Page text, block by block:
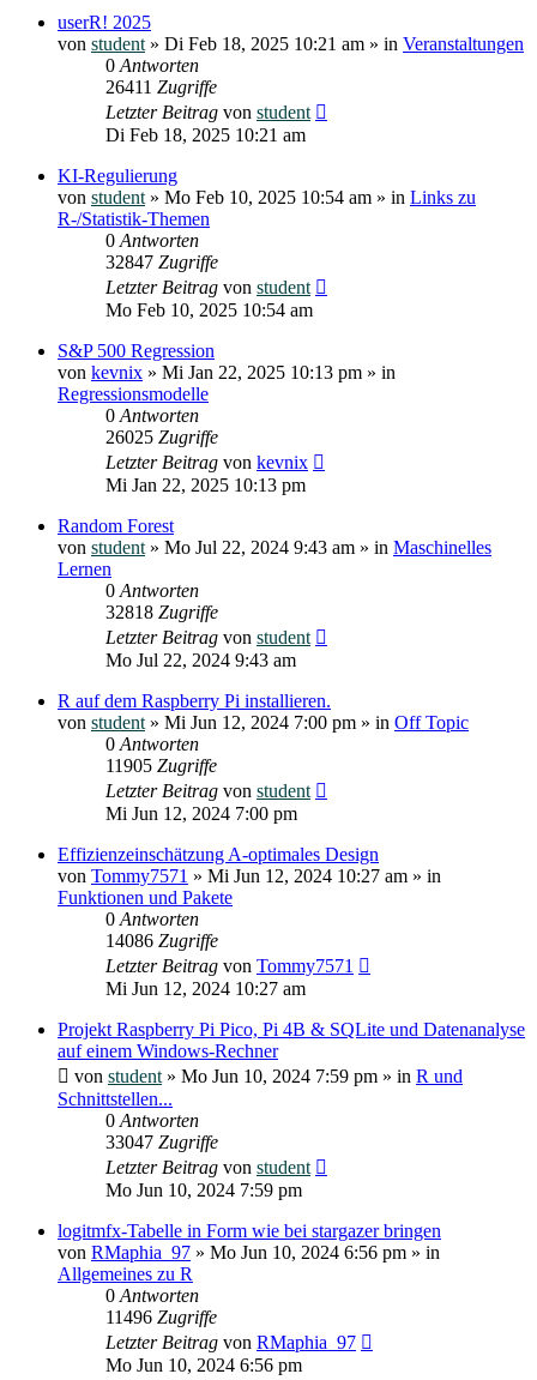
userR! 2025
von student » Di Feb 18, 2025 10:21 am » in Veranstaltungen
0 Antworten
26411 Zugriffe
Letzter Beitrag von student
Di Feb 18, 2025 10:21 am
KI-Regulierung
von student » Mo Feb 10, 2025 10:54 am » in Links zu
R-/Statistik-Themen
0 Antworten
32847 Zugriffe
Letzter Beitrag von student
Mo Feb 10, 2025 10:54 am
S&P 500 Regression
von kevnix » Mi Jan 22, 2025 10:13 pm » in
Regressionsmodelle
0 Antworten
26025 Zugriffe
Letzter Beitrag von kevnix
Mi Jan 22, 2025 10:13 pm
Random Forest
von student » Mo Jul 22, 2024 9:43 am » in Maschinelles
Lernen
0 Antworten
32818 Zugriffe
Letzter Beitrag von student
Mo Jul 22, 2024 9:43 am
R auf dem Raspberry Pi installieren.
von student » Mi Jun 12, 2024 7:00 pm » in Off Topic
0 Antworten
11905 Zugriffe
Letzter Beitrag von student
Mi Jun 12, 2024 7:00 pm
Effizienzeinschätzung A-optimales Design
von Tommy7571 » Mi Jun 12, 2024 10:27 am » in
Funktionen und Pakete
0 Antworten
14086 Zugriffe
Letzter Beitrag von Tommy7571
Mi Jun 12, 2024 10:27 am
Projekt Raspberry Pi Pico, Pi 4B & SQLite und Datenanalyse
auf einem Windows-Rechner
von student » Mo Jun 10, 2024 7:59 pm » in R und
Schnittstellen...
0 Antworten
33047 Zugriffe
Letzter Beitrag von student
Mo Jun 10, 2024 7:59 pm
logitmfx-Tabelle in Form wie bei stargazer bringen
von RMaphia_97 » Mo Jun 10, 2024 6:56 pm » in
Allgemeines zu R
0 Antworten
11496 Zugriffe
Letzter Beitrag von RMaphia_97
Mo Jun 10, 2024 6:56 pm